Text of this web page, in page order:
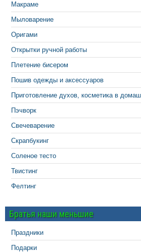
Макраме
Мыловарение
Оригами
Открытки ручной работы
Плетение бисером
Пошив одежды и аксессуаров
Приготовление духов, косметика в
Пэчворк
Свечеварение
Скрапбукинг
Соленое тесто
Твистинг
Фелтинг
Братья наши меньшие
Праздники
Подарки